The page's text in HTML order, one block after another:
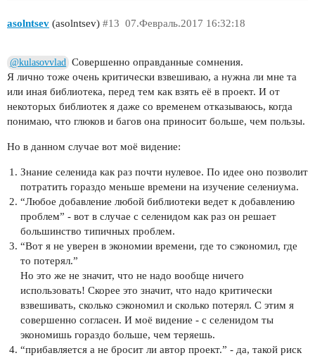
asolntsev (asolntsev) 07.Февраль.2017 16:32:18
#13
@kulasovvlad Совершенно оправданные сомнения.
Я лично тоже очень критически взвешиваю, а нужна ли мне та
или иная библиотека, перед тем как взять её в проект. И от
некоторых библиотек я даже со временем отказываюсь, когда
понимаю, что глюков и багов она приносит больше, чем пользы.
Но в данном случае вот моё видение:
Знание селенида как раз почти нулевое. По идее оно позволит
потратить гораздо меньше времени на изучение селениума.
“Любое добавление любой библиотеки ведет к добавлению
проблем” - вот в случае с селенидом как раз он решает
большинство типичных проблем.
“Вот я не уверен в экономии времени, где то сэкономил, где
то потерял.”
Но это же не значит, что не надо вообще ничего
использовать! Скорее это значит, что надо критически
взвешивать, сколько сэкономил и сколько потерял. С этим я
совершенно согласен. И моё видение - с селенидом ты
экономишь гораздо больше, чем теряешь.
“прибавляется а не бросит ли автор проект.” - да, такой риск